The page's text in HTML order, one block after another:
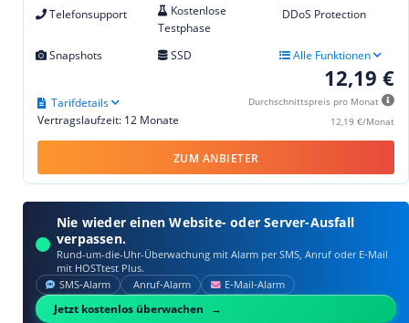
Telefonsupport
Kostenlose
Testphase
DDoS Protection
Snapshots SSD Alle Funktionen
12,19 €
Durchschnittspreis pro Monat
12,19 €/Monat
Vertragslaufzeit: 12 Monate
Tarifdetails
ZUM ANBIETER
Nie wieder einen Website- oder Server-Ausfall
verpassen.
Rund-um-die-Uhr-Überwachung mit Alarm per SMS, Anruf oder E‑Mail
mit HOSTtest Plus.
SMS‑Alarm Anruf‑Alarm E‑Mail‑Alarm
Jetzt kostenlos überwachen